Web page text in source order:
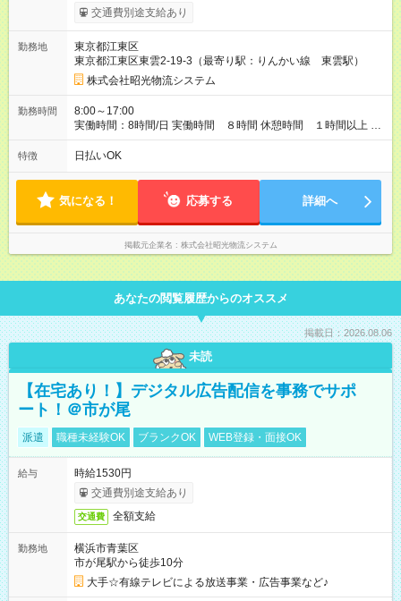
1,500円×8h×21日＋残業20hの場合） 月収29.5万円（時給1,600
円×8h×21日＋残業20hの場合） 月収31.1万円（時給1,700円
間の長さ：3ヶ月 ※ 雇用形態と給与に、本採用時と異なる部分が
あります。 雇用形態：本採用時と同じです。 給与：時給 1,450
円以上
交通費別途支給あり
勤務地
東京都江東区
東京都江東区東雲2-19-3（最寄り駅：りんかい線 東雲駅）
株式会社昭光物流システム
勤務時間
8:00～17:00
実働時間：8時間/日 実働時間 ８時間 休憩時間 １時間以上 ※
作業スケジュールにより出勤時間が変更（8:30～）になる場合
があります
特徴 日払いOK
気になる！ 応募する 詳細へ
掲載元企業名 株式会社昭光物流システム
あなたの閲覧履歴からのオススメ
掲載日：2026.08.06
未読
【在宅あり！】デジタル広告配信を事務でサポ
ート！＠市が尾
派遣 職種未経験OK ブランクOK WEB登録・面接OK
給与
時給1530円
交通費別途支給あり
交通費 全額支給
勤務地
横浜市青葉区
市が尾駅から徒歩10分
大手☆有線テレビによる放送事業・広告事業など♪